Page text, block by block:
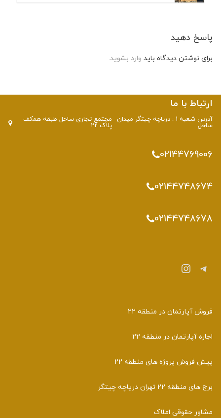
پاسخ دهید
برای نوشتن دیدگاه بایدوارد بشوید.
ارتباط با ما
آدرس شعبه 1 : دریاچه چیتگر میدان
ساحل
مجتمع تجاری ساحل طبقه همکف
پلاک 22
02144769006
02144748674
02144748678
تلگراماینستاگرم
فروش آپارتمان در منطقه 22
اجاره آپارتمان در منطقه 22
پیش فروش پروژه های منطقه 22
برج های منطقه 22 تهران دریاچه چیتگر
مشاور حقوقی املاک